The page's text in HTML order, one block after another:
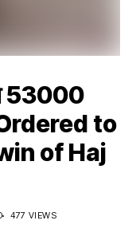
53000
to
of Haj
477 VIEWS